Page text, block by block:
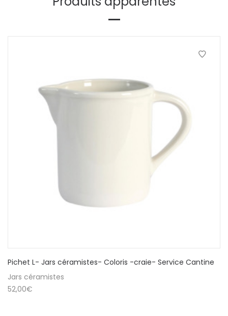
Pichet L- Jars céramistes- Coloris -craie- Service Cantine
Jars céramistes
52,00€